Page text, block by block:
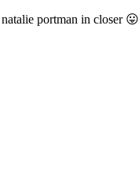
portman in closer 😛